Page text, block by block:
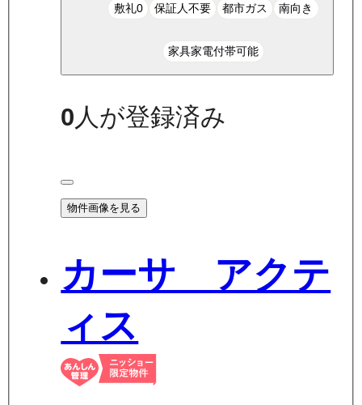
敷礼0 保証人不要 都市ガス 南向き
家具家電付帯可能
0人が登録済み
物件画像を見る
カーサ アクテ
ィス